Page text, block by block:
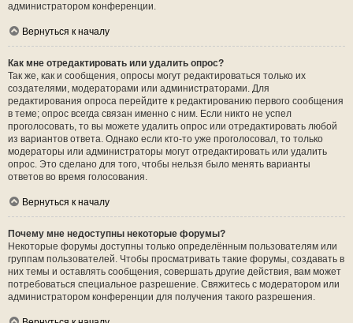
администратором конференции.
Вернуться к началу
Как мне отредактировать или удалить опрос?
Так же, как и сообщения, опросы могут редактироваться только их
создателями, модераторами или администраторами. Для
редактирования опроса перейдите к редактированию первого сообщения
в теме; опрос всегда связан именно с ним. Если никто не успел
проголосовать, то вы можете удалить опрос или отредактировать любой
из вариантов ответа. Однако если кто-то уже проголосовал, то только
модераторы или администраторы могут отредактировать или удалить
опрос. Это сделано для того, чтобы нельзя было менять варианты
ответов во время голосования.
Вернуться к началу
Почему мне недоступны некоторые форумы?
Некоторые форумы доступны только определённым пользователям или
группам пользователей. Чтобы просматривать такие форумы, создавать в
них темы и оставлять сообщения, совершать другие действия, вам может
потребоваться специальное разрешение. Свяжитесь с модератором или
администратором конференции для получения такого разрешения.